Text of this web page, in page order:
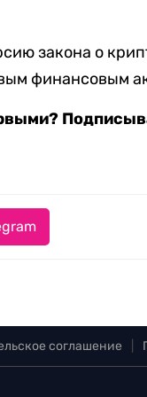
закона о
финансовым
соглашение